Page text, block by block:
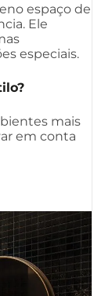
espaço de
Ele
especiais.
mais
em conta